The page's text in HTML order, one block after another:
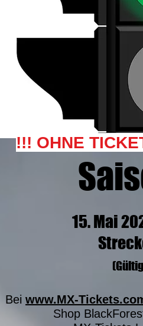
!!! OHNE
15. Mai
Bei www.MX-
Shop